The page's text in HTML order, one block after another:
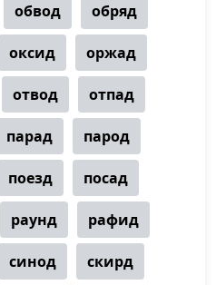
обвод обряд
оксид оржад
отвод отпад
парад парод
поезд посад
раунд рафид
синод скирд